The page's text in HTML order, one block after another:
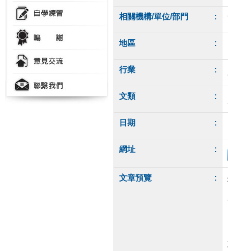
相關機構/單位/部門 :
地區 :
行業 :
文類 :
日期 :
網址 :
文章預覽 :